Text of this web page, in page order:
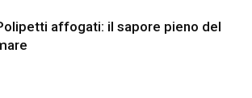
affogati: il sapore pieno del